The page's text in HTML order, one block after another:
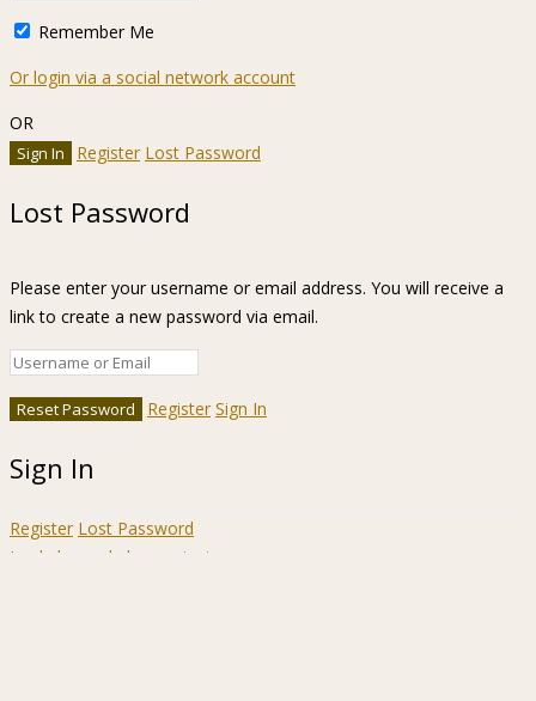
Remember Me
Or login via a social network account
OR
Register Lost Password
Lost Password
Please enter your username or email address. You will receive a
link to create a new password via email.
Register Sign In
Sign In
Register Lost Password
Ir a la barra de herramientas